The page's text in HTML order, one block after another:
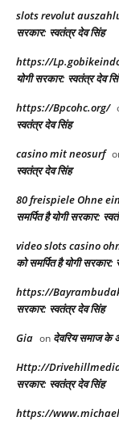
slots revolut
सरकार: स्वतंत्र देव सिंह
https://
योगी सरकार: स्वतंत्र देव
https://Bpcohc.org/
स्वतंत्र देव सिंह
casino mit neosurf
स्वतंत्र देव सिंह
80 freispiele Ohne
समर्पित है योगी सरकार:
video slots casino
को समर्पित है योगी
https://
सरकार: स्वतंत्र देव सिंह
Gia on देवरिय समाज के
Http://
सरकार: स्वतंत्र देव सिंह
https://